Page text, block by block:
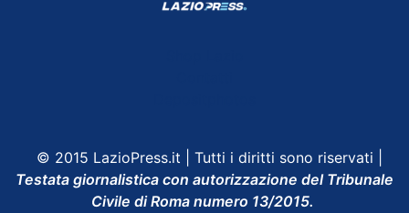
© 2015 LazioPress.it | Tutti i diritti sono riservati |
Testata giornalistica con autorizzazione del Tribunale
Civile di Roma numero 13/2015.